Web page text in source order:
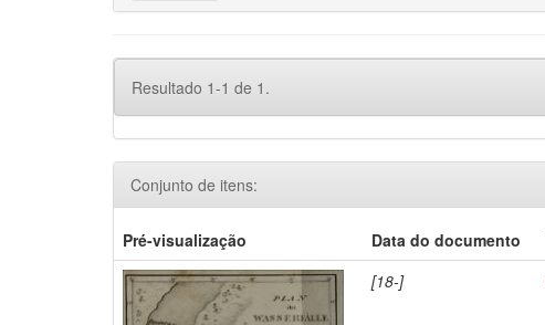
Resultado 1-1 de 1.
Conjunto de itens:
Pré-visualização Data do documento
[18-]